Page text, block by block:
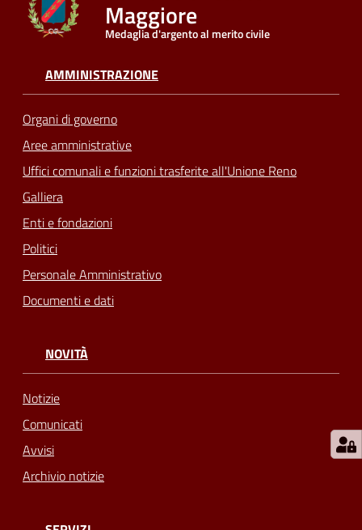
Seguici
Maggiore
Medaglia d'argento al merito civile
AMMINISTRAZIONE
Organi di governo
Aree amministrative
Uffici comunali e funzioni trasferite all'Unione Reno
Galliera
Enti e fondazioni
Politici
Personale Amministrativo
Documenti e dati
NOVITÀ
Notizie
Comunicati
Avvisi
Archivio notizie